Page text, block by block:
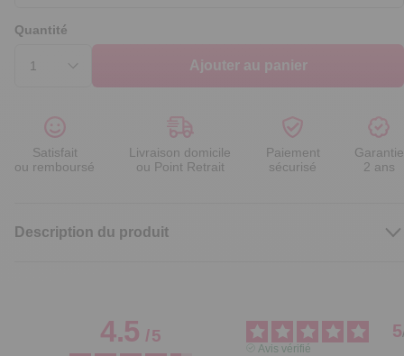
Quantité
Ajouter au panier
Satisfait
ou remboursé
Livraison domicile
ou Point Retrait
Paiement
sécurisé
Garantie
2 ans
Description du produit
4.5/5 5
Avis vérifié